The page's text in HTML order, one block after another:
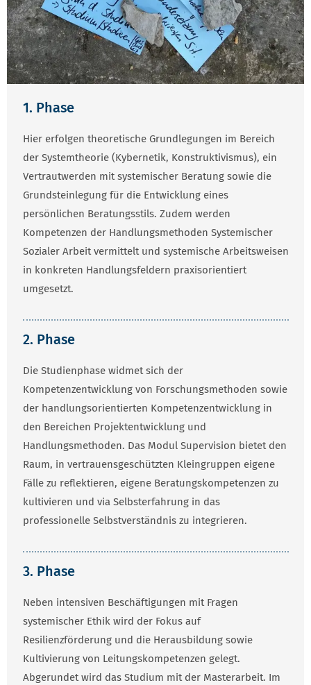
1. Phase
Hier erfolgen theoretische Grundlegungen im Bereich
der Systemtheorie (Kybernetik, Konstruktivismus), ein
Vertrautwerden mit systemischer Beratung sowie die
Grundsteinlegung für die Entwicklung eines
persönlichen Beratungsstils. Zudem werden
Kompetenzen der Handlungsmethoden Systemischer
Sozialer Arbeit vermittelt und systemische Arbeitsweisen
in konkreten Handlungsfeldern praxisorientiert
umgesetzt.
2. Phase
Die Studienphase widmet sich der
Kompetenzentwicklung von Forschungsmethoden sowie
der handlungsorientierten Kompetenzentwicklung in
den Bereichen Projektentwicklung und
Handlungsmethoden. Das Modul Supervision bietet den
Raum, in vertrauensgeschützten Kleingruppen eigene
Fälle zu reflektieren, eigene Beratungskompetenzen zu
kultivieren und via Selbsterfahrung in das
professionelle Selbstverständnis zu integrieren.
3. Phase
Neben intensiven Beschäftigungen mit Fragen
systemischer Ethik wird der Fokus auf
Resilienzförderung und die Herausbildung sowie
Kultivierung von Leitungskompetenzen gelegt.
Abgerundet wird das Studium mit der Masterarbeit. Im